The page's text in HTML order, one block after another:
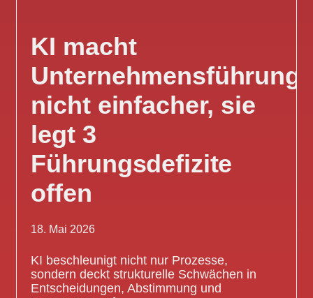
KI macht
Unternehmensführung
nicht einfacher, sie
legt 3
Führungsdefizite
offen
18. Mai 2026
KI beschleunigt nicht nur Prozesse,
sondern deckt strukturelle Schwächen in
Entscheidungen, Abstimmung und